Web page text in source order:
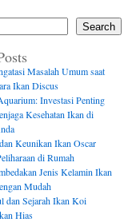
Search
Masalah Umum saat
Ikan Discus
Investasi Penting
Kesehatan Ikan di
Keunikan Ikan Oscar
di Rumah
Jenis Kelamin Ikan
Mudah
dan Sejarah Ikan Koi
Hias